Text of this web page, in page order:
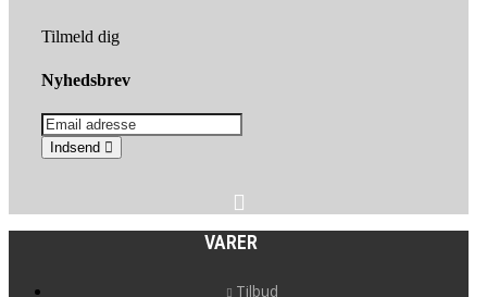
Tilmeld dig
Nyhedsbrev
Indsend
VARER
Tilbud